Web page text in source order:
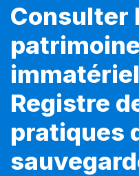
Consulter
Registre
pratiques